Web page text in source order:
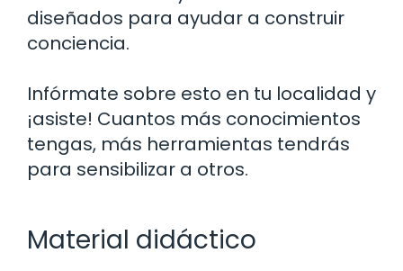
diseñados para ayudar a construir
conciencia.
Infórmate sobre esto en tu localidad y
¡asiste! Cuantos más conocimientos
tengas, más herramientas tendrás
para sensibilizar a otros.
Material didáctico